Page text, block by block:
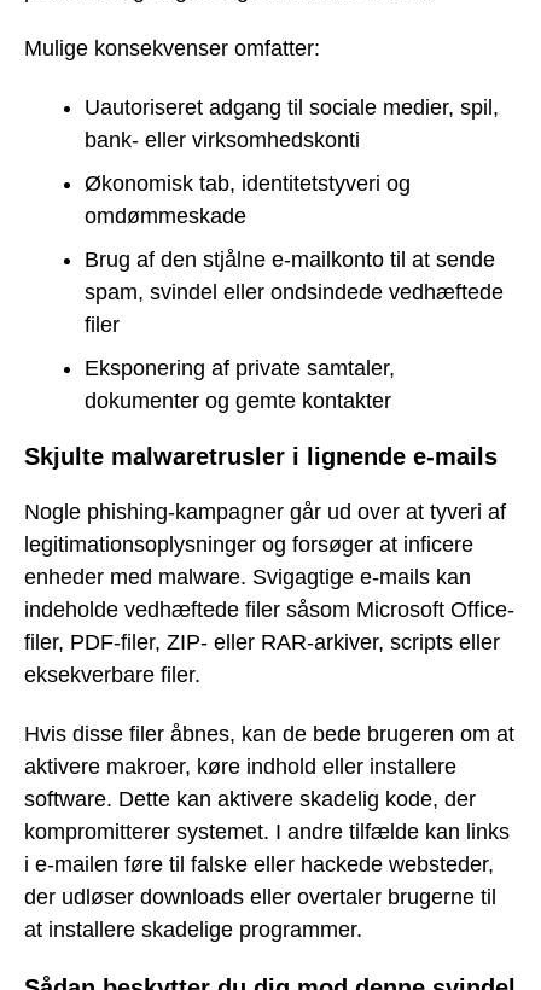
Mulige konsekvenser omfatter:
Uautoriseret adgang til sociale medier, spil,
bank- eller virksomhedskonti
Økonomisk tab, identitetstyveri og
omdømmeskade
Brug af den stjålne e-mailkonto til at sende
spam, svindel eller ondsindede vedhæftede
filer
Eksponering af private samtaler,
dokumenter og gemte kontakter
Skjulte malwaretrusler i lignende e-mails
Nogle phishing-kampagner går ud over at tyveri af
legitimationsoplysninger og forsøger at inficere
enheder med malware. Svigagtige e-mails kan
indeholde vedhæftede filer såsom Microsoft Office-
filer, PDF-filer, ZIP- eller RAR-arkiver, scripts eller
eksekverbare filer.
Hvis disse filer åbnes, kan de bede brugeren om at
aktivere makroer, køre indhold eller installere
software. Dette kan aktivere skadelig kode, der
kompromitterer systemet. I andre tilfælde kan links
i e-mailen føre til falske eller hackede websteder,
der udløser downloads eller overtaler brugerne til
at installere skadelige programmer.